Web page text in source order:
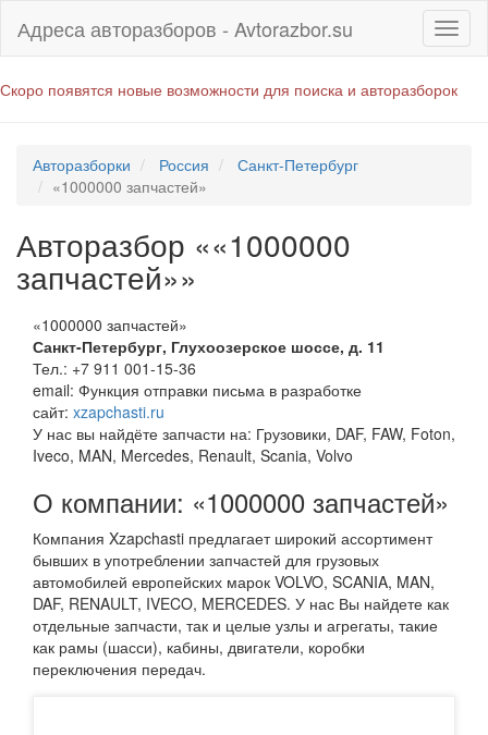
Адреса авторазборов - Avtorazbor.su
Скоро появятся новые возможности для поиска и авторазборок
Авторазборки Россия
Санкт-Петербург
«1000000 запчастей»
Авторазбор ««1000000
запчастей»»
«1000000 запчастей»
Санкт-Петербург, Глухоозерское шоссе, д. 11
Тел.: +7 911 001-15-36
email: Функция отправки письма в разработке
сайт: xzapchasti.ru
У нас вы найдёте запчасти на: Грузовики, DAF, FAW, Foton,
Iveco, MAN, Mercedes, Renault, Scania, Volvo
О компании: «1000000 запчастей»
Компания Xzapchasti предлагает широкий ассортимент
бывших в употреблении запчастей для грузовых
автомобилей европейских марок VOLVO, SCANIA, MAN,
DAF, RENAULT, IVECO, MERCEDES. У нас Вы найдете как
отдельные запчасти, так и целые узлы и агрегаты, такие
как рамы (шасси), кабины, двигатели, коробки
переключения передач.